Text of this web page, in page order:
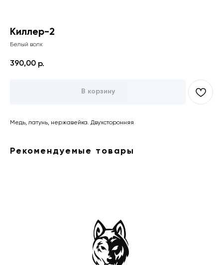
Киллер-2
Белый волк
390,00 р.
В корзину
Медь, латунь, нержавейка. Двухсторонняя
Рекомендуемые товары